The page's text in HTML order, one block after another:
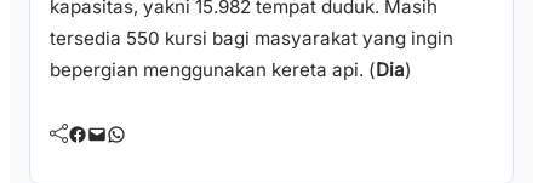
kapasitas, yakni 15.982 tempat duduk. Masih
tersedia 550 kursi bagi masyarakat yang ingin
bepergian menggunakan kereta api. (Dia)
Facebook Mail WhatsApp